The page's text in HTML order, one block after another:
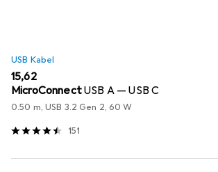
USB Kabel
EUR
15,62
MicroConnectUSB A — USB C
0.50 m, USB 3.2 Gen 2, 60 W
151